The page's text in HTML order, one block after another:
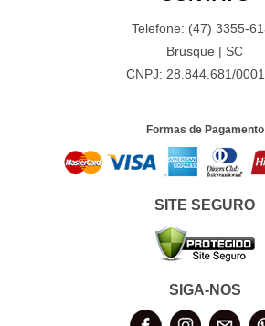
Telefone: (47) 3355-
Brusque | SC
CNPJ: 28.844.681/
Formas de Pagamento
SITE SEGURO
SIGA-NOS